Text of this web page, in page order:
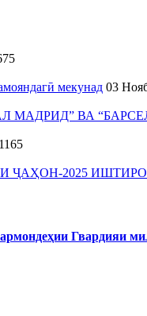
мекунад 03
МАДРИД” ВА
1165
ҶАҲОН-2025
Гвардияи